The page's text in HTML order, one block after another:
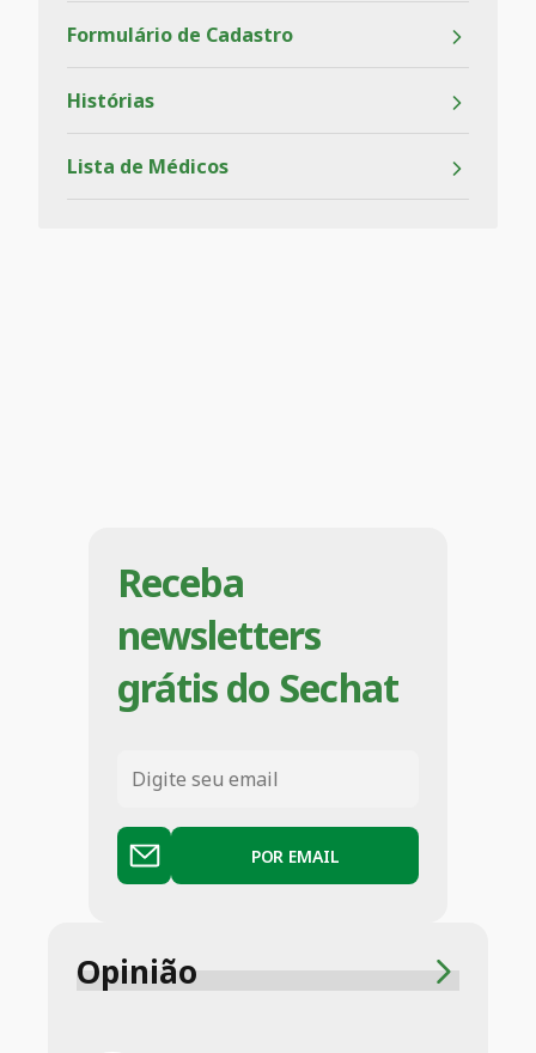
Formulário de Cadastro
Histórias
Lista de Médicos
Receba
newsletters
grátis do Sechat
POR EMAIL
Opinião